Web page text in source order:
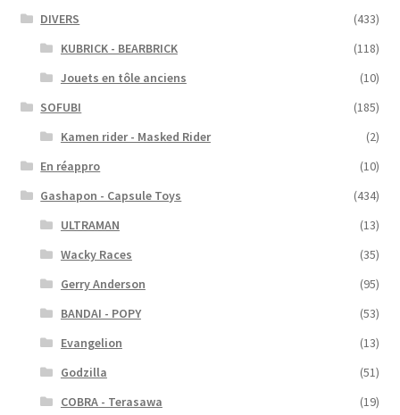
DIVERS
(433)
KUBRICK - BEARBRICK
(118)
Jouets en tôle anciens
(10)
SOFUBI
(185)
Kamen rider - Masked Rider
(2)
En réappro
(10)
Gashapon - Capsule Toys
(434)
ULTRAMAN
(13)
Wacky Races
(35)
Gerry Anderson
(95)
BANDAI - POPY
(53)
Evangelion
(13)
Godzilla
(51)
COBRA - Terasawa
(19)